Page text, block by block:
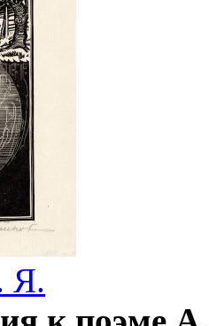
Я.